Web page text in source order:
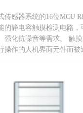
传感器系统的16位MCU
的静电容触摸检测电路，
强化抗噪音等需求。 触
操作的人机界面元件而